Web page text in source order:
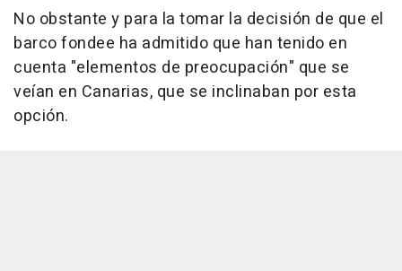
No obstante y para la tomar la decisión de que el
barco fondee ha admitido que han tenido en
cuenta "elementos de preocupación" que se
veían en Canarias, que se inclinaban por esta
opción.